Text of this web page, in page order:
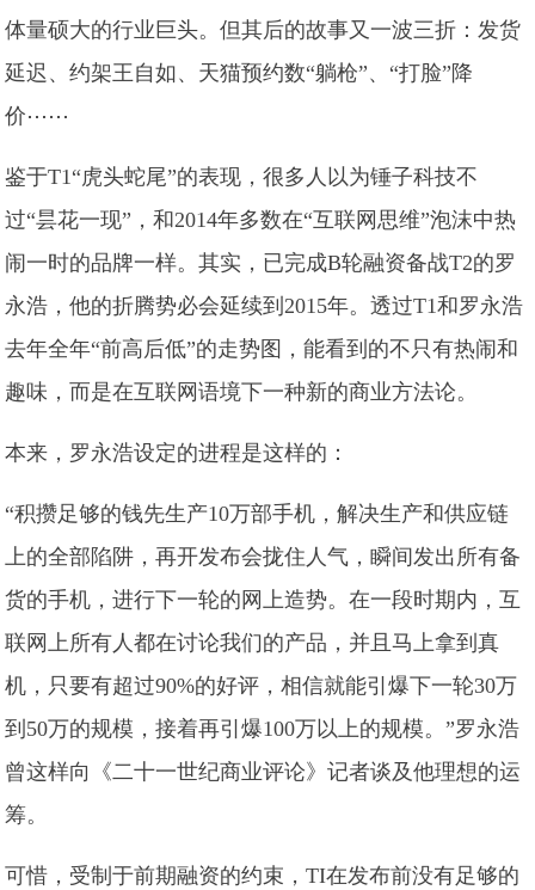
体量硕大的行业巨头。但其后的故事又一波三折：发货
延迟、约架王自如、天猫预约数“躺枪”、“打脸”降
价⋯⋯
鉴于T1“虎头蛇尾”的表现，很多人以为锤子科技不
过“昙花一现”，和2014年多数在“互联网思维”泡沫中热
闹一时的品牌一样。其实，已完成B轮融资备战T2的罗
永浩，他的折腾势必会延续到2015年。透过T1和罗永浩
去年全年“前高后低”的走势图，能看到的不只有热闹和
趣味，而是在互联网语境下一种新的商业方法论。
本来，罗永浩设定的进程是这样的：
“积攒足够的钱先生产10万部手机，解决生产和供应链
上的全部陷阱，再开发布会拢住人气，瞬间发出所有备
货的手机，进行下一轮的网上造势。在一段时期内，互
联网上所有人都在讨论我们的产品，并且马上拿到真
机，只要有超过90%的好评，相信就能引爆下一轮30万
到50万的规模，接着再引爆100万以上的规模。”罗永浩
曾这样向《二十一世纪商业评论》记者谈及他理想的运
筹。
可惜，受制于前期融资的约束，TI在发布前没有足够的